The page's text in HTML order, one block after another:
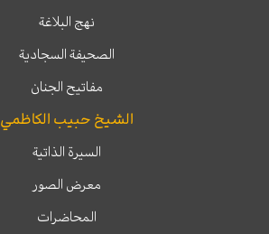
نهج البلاغة
الصحيفة السجادية
مفاتيح الجنان
الشيخ حبيب الكاظمي
السيرة الذاتية
معرض الصور
المحاضرات